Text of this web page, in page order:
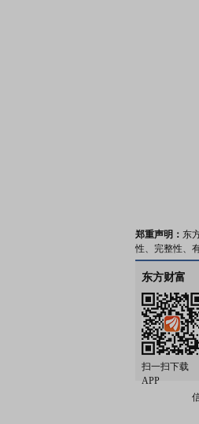
郑重声明： 东
性、完整性、
东方财富
扫一扫下载
APP